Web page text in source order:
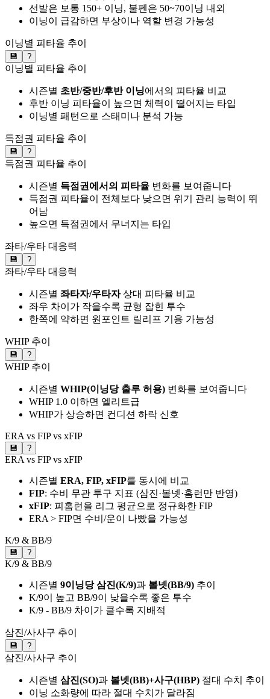
선발은 보통 150+ 이닝, 불펜은 50~70이닝 내외
이닝이 급감하면 부상이나 역할 변경 가능성
이닝별 피타율 추이
💾 ?
이닝별 피타율 추이
시즌별 초반/중반/후반 이닝에서의 피타율 비교
후반 이닝 피타율이 높으면 체력이 떨어지는 타입
이닝별 패턴으로 스태미나 분석 가능
득점권 피타율 추이
💾 ?
득점권 피타율 추이
시즌별 득점권에서의 피타율 변화를 보여줍니다
득점권 피타율이 전체보다 낮으면 위기 관리 능력이 뛰
어남
높으면 득점권에서 무너지는 타입
좌타/우타 대응력
💾 ?
좌타/우타 대응력
시즌별 좌타자/우타자상대 피타율 비교
좌우 차이가 작을수록 균형 잡힌 투수
한쪽에 약하면 원포인트 릴리프 기용 가능성
WHIP 추이
💾 ?
WHIP 추이
시즌별 WHIP(이닝당 출루 허용) 변화를 보여줍니다
WHIP 1.0 이하면 엘리트급
WHIP가 상승하면 컨디션 하락 신호
ERA vs FIP vs xFIP
💾 ?
ERA vs FIP vs xFIP
시즌별 ERA, FIP, xFIP를 동시에 비교
FIP: 수비 무관 투구 지표 (삼진·볼넷·홈런만 반영)
xFIP: 피홈런을 리그 평균으로 정규화한 FIP
ERA > FIP면 수비/운이 나빴을 가능성
K/9 & BB/9
💾 ?
K/9 & BB/9
시즌별 9이닝당 삼진(K/9)과 볼넷(BB/9) 추이
K/9이 높고 BB/9이 낮을수록 좋은 투수
K/9 - BB/9 차이가 클수록 지배적
삼진/사사구 추이
💾 ?
삼진/사사구 추이
시즌별 삼진(SO)과 볼넷(BB)+사구(HBP) 절대 수치 추이
이닝 소화량에 따라 절대 수치가 달라짐